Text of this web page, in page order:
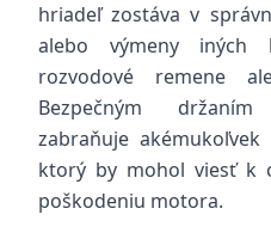
hriadeľ zostáva v
alebo výmeny iných
rozvodové remene
Bezpečným
zabraňuje
ktorý by mohol viesť k
poškodeniu motora.